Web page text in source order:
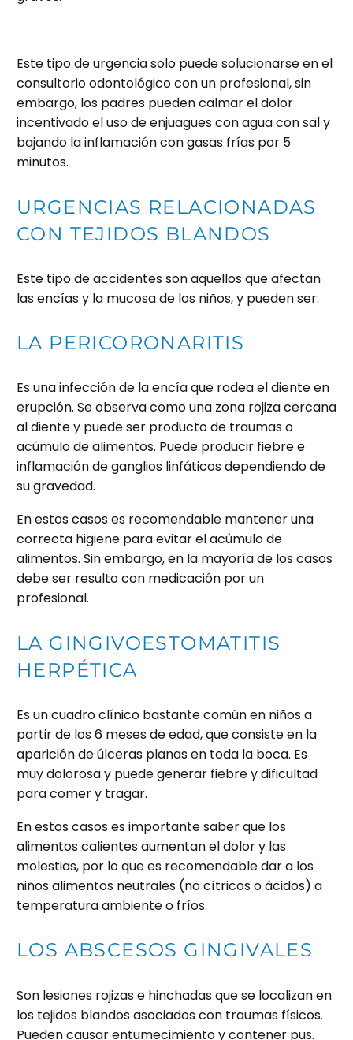
Este tipo de urgencia solo puede solucionarse en el
consultorio odontológico con un profesional, sin
embargo, los padres pueden calmar el dolor
incentivado el uso de enjuagues con agua con sal y
bajando la inflamación con gasas frías por 5
minutos.
URGENCIAS RELACIONADAS
CON TEJIDOS BLANDOS
Este tipo de accidentes son aquellos que afectan
las encías y la mucosa de los niños, y pueden ser:
LA PERICORONARITIS
Es una infección de la encía que rodea el diente en
erupción. Se observa como una zona rojiza cercana
al diente y puede ser producto de traumas o
acúmulo de alimentos. Puede producir fiebre e
inflamación de ganglios linfáticos dependiendo de
su gravedad.
En estos casos es recomendable mantener una
correcta higiene para evitar el acúmulo de
alimentos. Sin embargo, en la mayoría de los casos
debe ser resulto con medicación por un
profesional.
LA GINGIVOESTOMATITIS
HERPÉTICA
Es un cuadro clínico bastante común en niños a
partir de los 6 meses de edad, que consiste en la
aparición de úlceras planas en toda la boca. Es
muy dolorosa y puede generar fiebre y dificultad
para comer y tragar.
En estos casos es importante saber que los
alimentos calientes aumentan el dolor y las
molestias, por lo que es recomendable dar a los
niños alimentos neutrales (no cítricos o ácidos) a
temperatura ambiente o fríos.
LOS ABSCESOS GINGIVALES
Son lesiones rojizas e hinchadas que se localizan en
los tejidos blandos asociados con traumas físicos.
Pueden causar entumecimiento y contener pus.